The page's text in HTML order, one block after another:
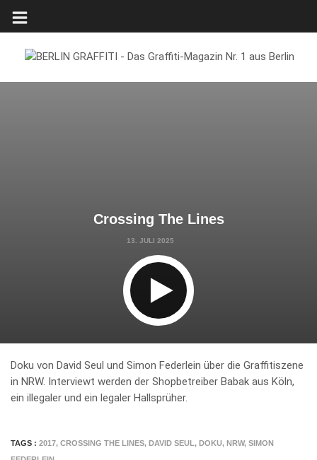
Crossing The Lines
13. JULI 2025
Doku von David Seul und Simon Federlein über die Graffitiszene
in NRW. Interviewt werden der Shopbetreiber Babak aus Köln,
ein illegaler und ein legaler Hallsprüher.
TAGS : 2017, CROSSING THE LINES, DAVID SEUL , DOKU, NRW, SIMON